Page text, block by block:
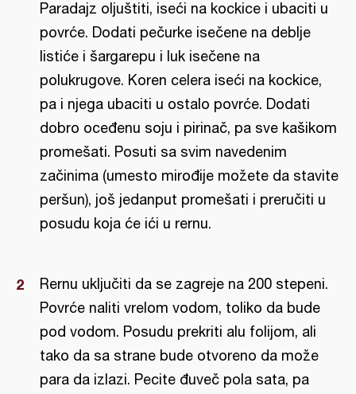
Paradajz oljuštiti, iseći na kockice i ubaciti u
povrće. Dodati pečurke isečene na deblje
listiće i šargarepu i luk isečene na
polukrugove. Koren celera iseći na kockice,
pa i njega ubaciti u ostalo povrće. Dodati
dobro oceđenu soju i pirinač, pa sve kašikom
promešati. Posuti sa svim navedenim
začinima (umesto mirođije možete da stavite
peršun), još jedanput promešati i preručiti u
posudu koja će ići u rernu.
Rernu uključiti da se zagreje na 200 stepeni.
Povrće naliti vrelom vodom, toliko da bude
pod vodom. Posudu prekriti alu folijom, ali
tako da sa strane bude otvoreno da može
para da izlazi. Pecite đuveč pola sata, pa